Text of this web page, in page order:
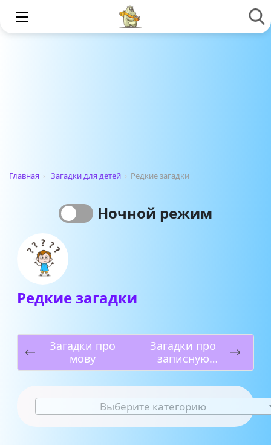
Главная › Загадки для детей › Редкие загадки
Ночной режим
Редкие загадки
Загадки про
мову
Загадки про
записную
книжку
Выберите категорию